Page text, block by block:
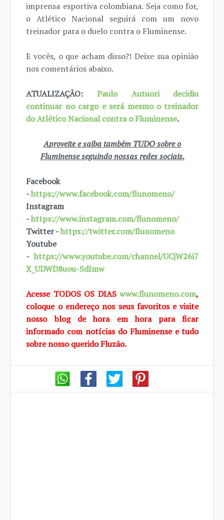
imprensa esportiva colombiana. Seja como for,
o Atlético Nacional seguirá com um novo
treinador para o duelo contra o Fluminense.
E vocês, o que acham disso?! Deixe sua opinião
nos comentários abaixo.
ATUALIZAÇÃO:Paulo Autuori decidiu
continuar no cargo e será mesmo o treinador
do Atlético Nacional contra o Fluminense.
Aproveite e saiba também TUDO sobre o
Fluminense seguindo nossas redes sociais.
Facebook
-https://www.facebook.com/flunomeno/
Instagram
-https://www.instagram.com/flunomeno/
Twitter -https://twitter.com/flunomeno
Youtube
-https://www.youtube.com/channel/UCjW26i7
X_UDWD8uou-SdImw
Acesse TODOS OS DIASwww.flunomeno.com,
coloque o endereço nos seus favoritos e visite
nosso blog de hora em hora para ficar
informado com notícias do Fluminense e tudo
sobre nosso querido Fluzão.